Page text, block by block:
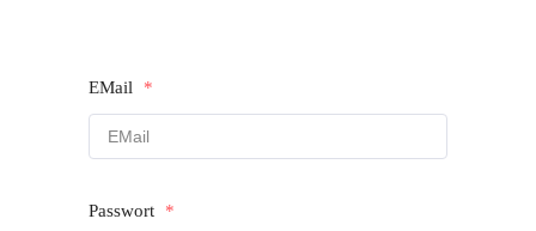
EMail *
Passwort *